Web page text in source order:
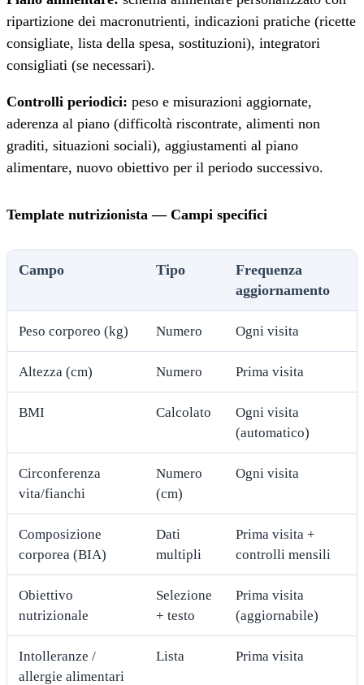
ripartizione dei macronutrienti, indicazioni pratiche (ricette
consigliate, lista della spesa, sostituzioni), integratori
consigliati (se necessari).
Controlli periodici: peso e misurazioni aggiornate,
aderenza al piano (difficoltà riscontrate, alimenti non
graditi, situazioni sociali), aggiustamenti al piano
alimentare, nuovo obiettivo per il periodo successivo.
Template nutrizionista — Campi specifici
Campo Tipo
Frequenza
aggiornamento
Peso corporeo (kg) Numero Ogni visita
Altezza (cm) Numero Prima visita
BMI Calcolato
Ogni visita
(automatico)
Circonferenza
vita/fianchi
Numero
(cm)
Ogni visita
Composizione
corporea (BIA)
Dati
multipli
Prima visita +
controlli mensili
Obiettivo
nutrizionale
Selezione
+ testo
Prima visita
(aggiornabile)
Intolleranze /
allergie alimentari
Lista Prima visita